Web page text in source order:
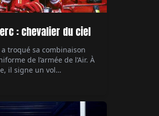
: chevalier du ciel
a troqué sa combinaison
de l’armée de l’Air. À
il signe un vol